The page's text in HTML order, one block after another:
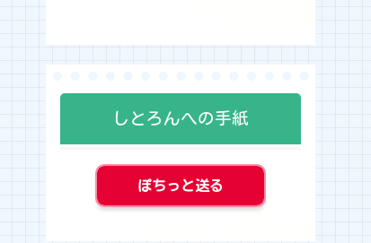
しとろんへの手紙
ぽちっと送る